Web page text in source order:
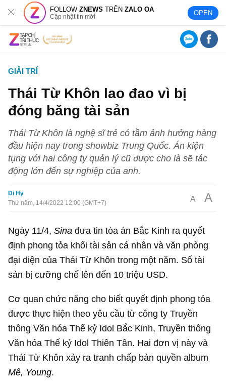
FOLLOWZNEWS TRÊNZALO OA
Cập nhật tin mới OPEN
GIẢI TRÍ
Thái Từ Khôn lao đao vì bị
đóng băng tài sản
Thái Từ Khôn là nghệ sĩ trẻ có tầm ảnh hưởng hàng
đầu hiện nay trong showbiz Trung Quốc. Án kiện
tụng với hai công ty quản lý cũ được cho là sẽ tác
động lớn đến sự nghiệp của anh.
Di Hy
Thứ năm, 14/4/2022 12:00 (GMT+7)
A A
Ngày 11/4, Sina đưa tin tòa án Bắc Kinh ra quyết
định phong tỏa khối tài sản cá nhân và văn phòng
đại diện của Thái Từ Khôn trong một năm. Số tài
sản bị cưỡng chế lên đến 10 triệu USD.
Cơ quan chức năng cho biết quyết định phong tỏa
được thực hiện theo yêu cầu từ công ty Truyền
thông Văn hóa Thế kỷ Idol Bắc Kinh, Truyền thông
Văn hóa Thế kỷ Idol Thiên Tân. Hai đơn vị này và
Thái Từ Khôn xảy ra tranh chấp bản quyền album
Mê, Young.